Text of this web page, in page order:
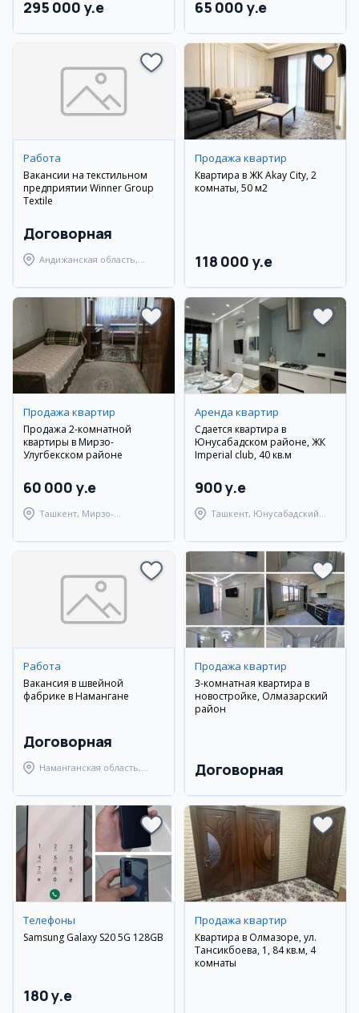
295 000 y.e 65 000 y.e
Работа
Вакансии на текстильном
предприятии Winner Group
Textile
Договорная
Андижанская область,
Продажа квартир
Квартира в ЖК Akay City, 2
комнаты, 50 м2
118 000 y.e
Продажа квартир
Продажа 2-комнатной
квартиры в Мирзо-
Улугбекском районе
60 000 y.e
Ташкент, Мирзо-
Аренда квартир
Сдается квартира в
Юнусабадском районе, ЖК
Imperial club, 40 кв.м
900 y.e
Ташкент, Юнусабадский
Работа
Вакансия в швейной
фабрике в Намангане
Договорная
Наманганская область,
Продажа квартир
3-комнатная квартира в
новостройке, Олмазарский
район
Договорная
Телефоны
Samsung Galaxy S20 5G 128GB
180 y.e
Продажа квартир
Квартира в Олмазоре, ул.
Тансикбоева, 1, 84 кв.м, 4
комнаты